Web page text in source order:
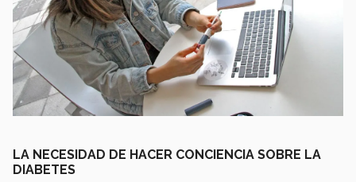
LA NECESIDAD DE HACER CONCIENCIA SOBRE LA
DIABETES